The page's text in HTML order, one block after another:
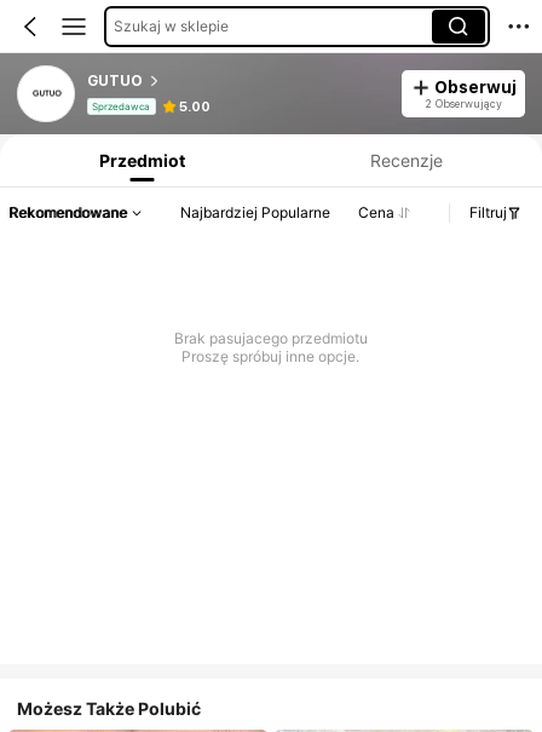
Szukaj w sklepie
GUTUO
Sprzedawca 5.00
Obserwuj
2 Obserwujący
Przedmiot Recenzje
Rekomendowane Najbardziej Popularne Cena Filtruj
Brak pasujacego przedmiotu
Proszę spróbuj inne opcje.
Możesz Także Polubić